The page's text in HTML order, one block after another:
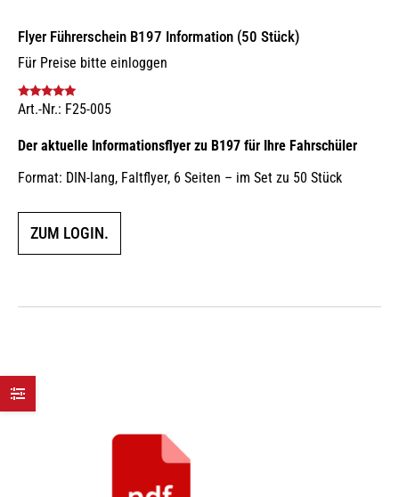
Flyer Führerschein B197 Information (50 Stück)
Für Preise bitte einloggen
Bewertet mit
Art.-Nr.: F25-005
Der aktuelle Informationsflyer zu B197 für Ihre Fahrschüler
Format: DIN-lang, Faltflyer, 6 Seiten – im Set zu 50 Stück
ZUM LOGIN.